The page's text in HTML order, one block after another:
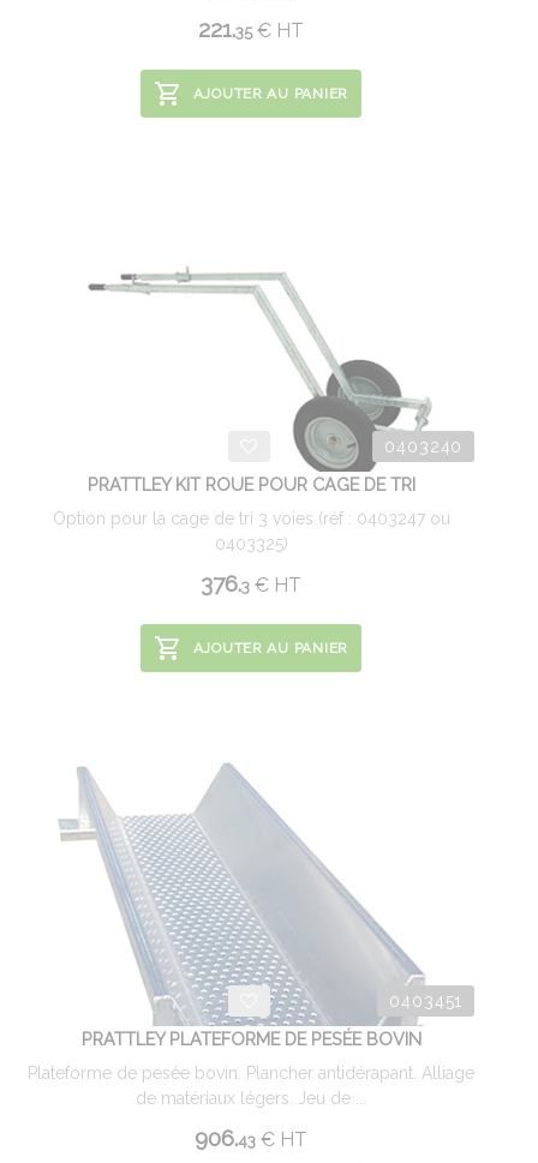
221.35 € HT
AJOUTER AU PANIER
0403240
PRATTLEY KIT ROUE POUR CAGE DE TRI
Option pour la cage de tri 3 voies (réf : 0403247 ou
0403325)
376.3 € HT
AJOUTER AU PANIER
0403451
PRATTLEY PLATEFORME DE PESÉE BOVIN
Plateforme de pesée bovin. Plancher antidérapant. Alliage
de matériaux légers. Jeu de ...
906.43 € HT